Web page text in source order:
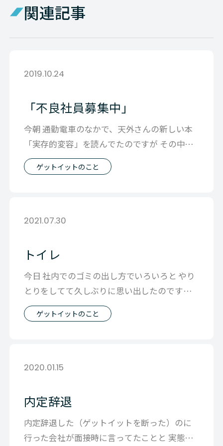
関連記事
2019.10.24
「不良社員募集中」
今朝 通勤電車のなかで、天外さんの新しい本
「実存的変容」を読んでたのですが その中で
折り目を付けたのがＰ157です。 下
ゲットイットのこと
2021.07.30
トイレ
今日 社内でのゴミの出し方でいろいろと やり
とりをしてて久しぶりに思い出したのです
が、 坂本先生のところで勉強していたと
ゲットイットのこと
2020.01.15
内定辞退
内定辞退した（ゲットイットを断った）のに
行った会社が面接時に言ってたことと 実態が